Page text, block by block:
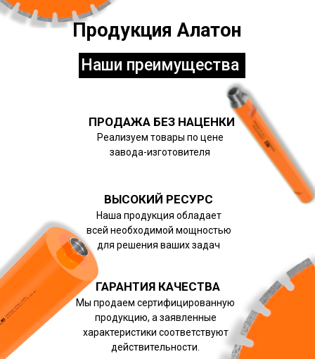
Продукция Алатон
Наши преимущества
ПРОДАЖА БЕЗ НАЦЕНКИ
Реализуем товары по цене
завода-изготовителя
ГАРАНТИЯ КАЧЕСТВА
Мы продаем сертифицированную
продукцию, а заявленные
характеристики соответствуют
действительности.
ВЫСОКИЙ РЕСУРС
Наша продукция обладает
всей необходимой мощностью
для решения ваших задач